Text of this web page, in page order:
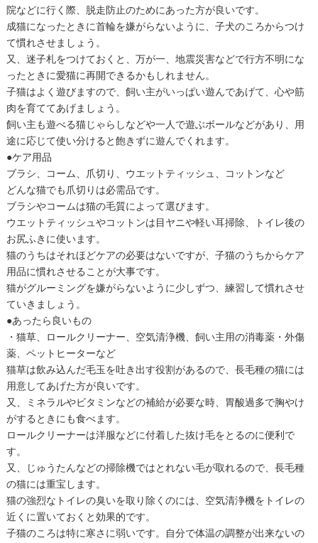
院などに行く際、脱走防止のためにあった方が良いです。
成猫になったときに首輪を嫌がらないように、子犬のころからつけ
て慣れさせましょう。
又、迷子札をつけておくと、万が一、地震災害などで行方不明にな
ったときに愛猫に再開できるかもしれません。
子猫はよく遊びますので、飼い主がいっぱい遊んであげて、心や筋
肉を育ててあげましょう。
飼い主も遊べる猫じゃらしなどや一人で遊ぶボールなどがあり、用
途に応じて使い分けると飽きずに遊んでくれます。
●ケア用品
ブラシ、コーム、爪切り、ウエットティッシュ、コットンなど
どんな猫でも爪切りは必需品です。
ブラシやコームは猫の毛質によって選びます。
ウエットティッシュやコットンは目ヤニや軽い耳掃除、トイレ後の
お尻ふきに使います。
猫のうちはそれほどケアの必要はないですが、子猫のうちからケア
用品に慣れさせることが大事です。
猫がグルーミングを嫌がらないように少しずつ、練習して慣れさせ
ていきましょう。
●あったら良いもの
・猫草、ロールクリーナー、空気清浄機、飼い主用の消毒薬・外傷
薬、ペットヒーターなど
猫草は飲み込んだ毛玉を吐き出す役割があるので、長毛種の猫には
用意してあげた方が良いです。
又、ミネラルやビタミンなどの補給が必要な時、胃酸過多で胸やけ
がするときにも食べます。
ロールクリーナーは洋服などに付着した抜け毛をとるのに便利で
す。
又、じゅうたんなどの掃除機ではとれない毛が取れるので、長毛種
の猫には重宝します。
猫の強烈なトイレの臭いを取り除くのには、空気清浄機をトイレの
近くに置いておくと効果的です。
子猫のころは特に寒さに弱いです。自分で体温の調整が出来ないの